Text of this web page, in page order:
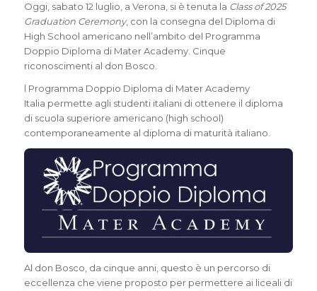
Oggi, sabato 12 luglio, a Verona, si è tenuta la Class of 2025
Graduation Ceremony, con la consegna del Diploma di
High School americano nell’ambito del Programma
Doppio Diploma di Mater Academy. Cinque
riconoscimenti al don Bosco.
l Programma Doppio Diploma di Mater Academy
Italia permette agli studenti italiani di ottenere il diploma
di scuola superiore americano (high school)
contemporaneamente al diploma di maturità italiano
Al don Bosco, da cinque anni, questo è un percorso di
eccellenza che viene proposto per permettere ai liceali di